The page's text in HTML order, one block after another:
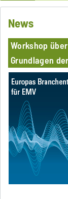
News
Workshop
Grundlagen